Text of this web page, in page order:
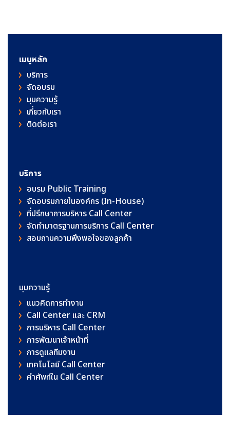
เมนูหลัก
บริการ
จัดอบรม
มุมความรู้
เกี่ยวกับเรา
ติดต่อเรา
บริการ
อบรม Public Training
จัดอบรมภายในองค์กร (In-House)
ที่ปรึกษาการบริหาร Call Center
จัดทำมาตรฐานการบริการ Call Center
สอบถามความพึงพอใจของลูกค้า
มุมความรู้
แนวคิดการทำงาน
Call Center และ CRM
การบริหาร Call Center
การพัฒนาเจ้าหน้าที่
การดูแลทีมงาน
เทคโนโลยี Call Center
คําศัพท์ใน Call Center